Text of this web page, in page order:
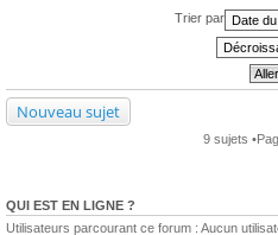
Trier par
Nouveau sujet
9 sujets
QUI EST EN LIGNE ?
Utilisateurs parcourant ce forum : Aucun